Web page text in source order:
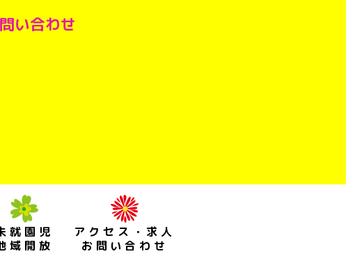
い合わせ
就園児
域開放
アクセス・求人
お問い合わせ